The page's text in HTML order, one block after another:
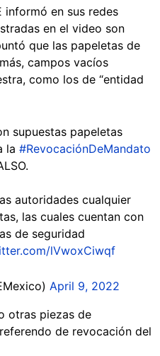
informó en sus redes
en el video son
que las papeletas de
campos vacíos
como los de “entidad
supuestas papeletas
la #RevocaciónDeMandato
autoridades cualquier
las cuales cuentan con
de seguridad
lVwoxCiwqf
April 9, 2022
otras piezas de
de revocación del